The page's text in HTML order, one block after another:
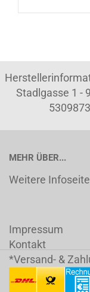
Stadlgasse 1 -
MEHR ÜBER...
Weitere
Impressum
Kontakt
*Versand- &